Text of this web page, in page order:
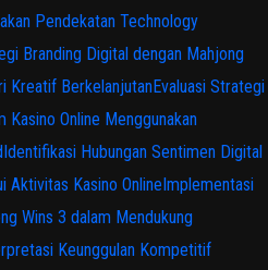
Pendekatan Technology
Branding Digital dengan Mahjong
Kreatif BerkelanjutanEvaluasi Strategi
Online Menggunakan
Identifikasi Hubungan Sentimen Digital
Aktivitas Kasino OnlineImplementasi
Wins 3 dalam Mendukung
Keunggulan Kompetitif